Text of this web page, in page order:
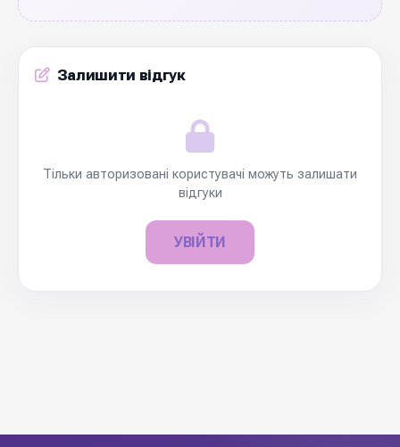
Залишити відгук
Тільки авторизовані користувачі можуть залишати
відгуки
УВІЙТИ